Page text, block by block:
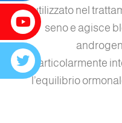
utilizzato nel
seno e agisce
particolarmente
l’equilibrio